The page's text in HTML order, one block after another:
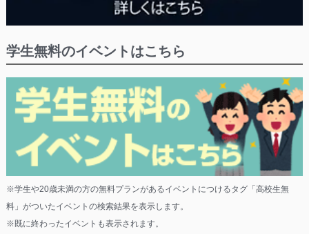
学生無料のイベントはこちら
※学生や20歳未満の方の無料プランがあるイベントにつけるタグ「高校生無
料」がついたイベントの検索結果を表示します。
※既に終わったイベントも表示されます。